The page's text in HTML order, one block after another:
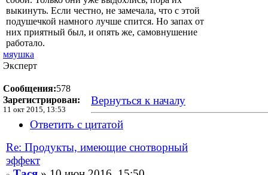
выкинуть. Если честно, не замечала, что с этой
подушечкой намного лучше спится. Но запах от
них приятный был, и опять же, самовнушение
работало.
мяушка
Эксперт
Сообщения:578
Зарегистрирован:
11 окт 2015, 13:53
Вернуться к началу
Ответить с цитатой
Re: Продукты, имеющие снотворный
эффект